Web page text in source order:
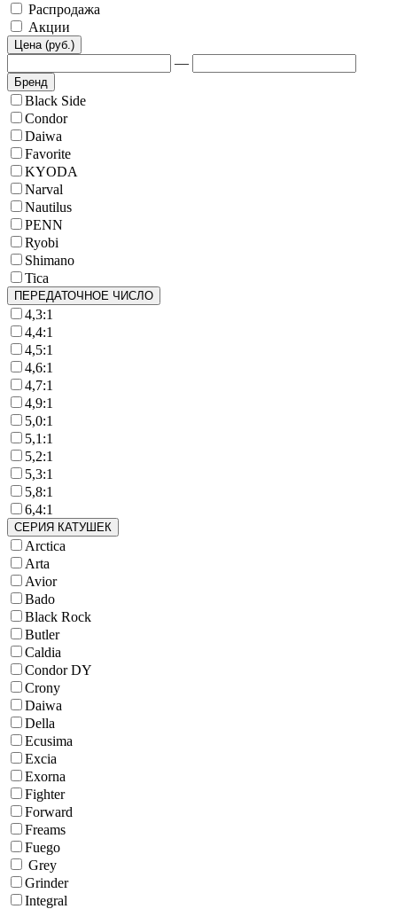
Распродажа
Акции
Цена (руб.)
—
Бренд
Black Side
Condor
Daiwa
Favorite
KYODA
Narval
Nautilus
PENN
Ryobi
Shimano
Tica
ПЕРЕДАТОЧНОЕ ЧИСЛО
4,3:1
4,4:1
4,5:1
4,6:1
4,7:1
4,9:1
5,0:1
5,1:1
5,2:1
5,3:1
5,8:1
6,4:1
СЕРИЯ КАТУШЕК
Arctica
Arta
Avior
Bado
Black Rock
Butler
Caldia
Condor DY
Crony
Daiwa
Della
Ecusima
Excia
Exorna
Fighter
Forward
Freams
Fuego
Grey
Grinder
Integral